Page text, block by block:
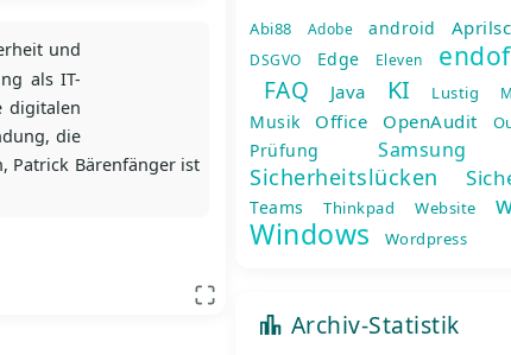
und
als IT-
digitalen
die
Patrick Bärenfänger ist
App Ansicht
Abi88 Adobe android
DSGVO
Edge Eleven
FAQ Java KI Lustig
Musik Office OpenAudit
Prüfung Samsung
Sicherheitslücken
Teams Thinkpad Website
Windows Wordpress
Archiv-Statistik